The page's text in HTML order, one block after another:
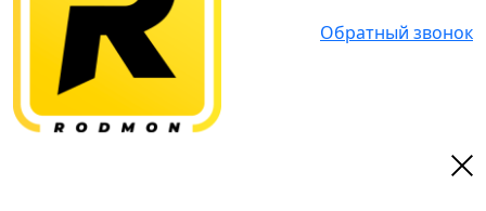
Обратный звонок